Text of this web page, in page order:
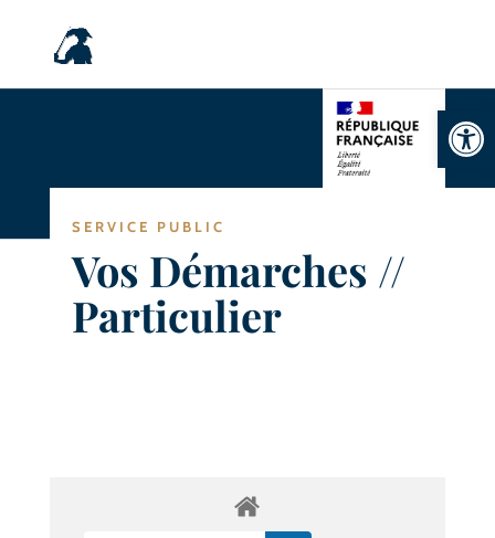
SERVICE PUBLIC
Vos Démarches //
Particulier
Ouvrir